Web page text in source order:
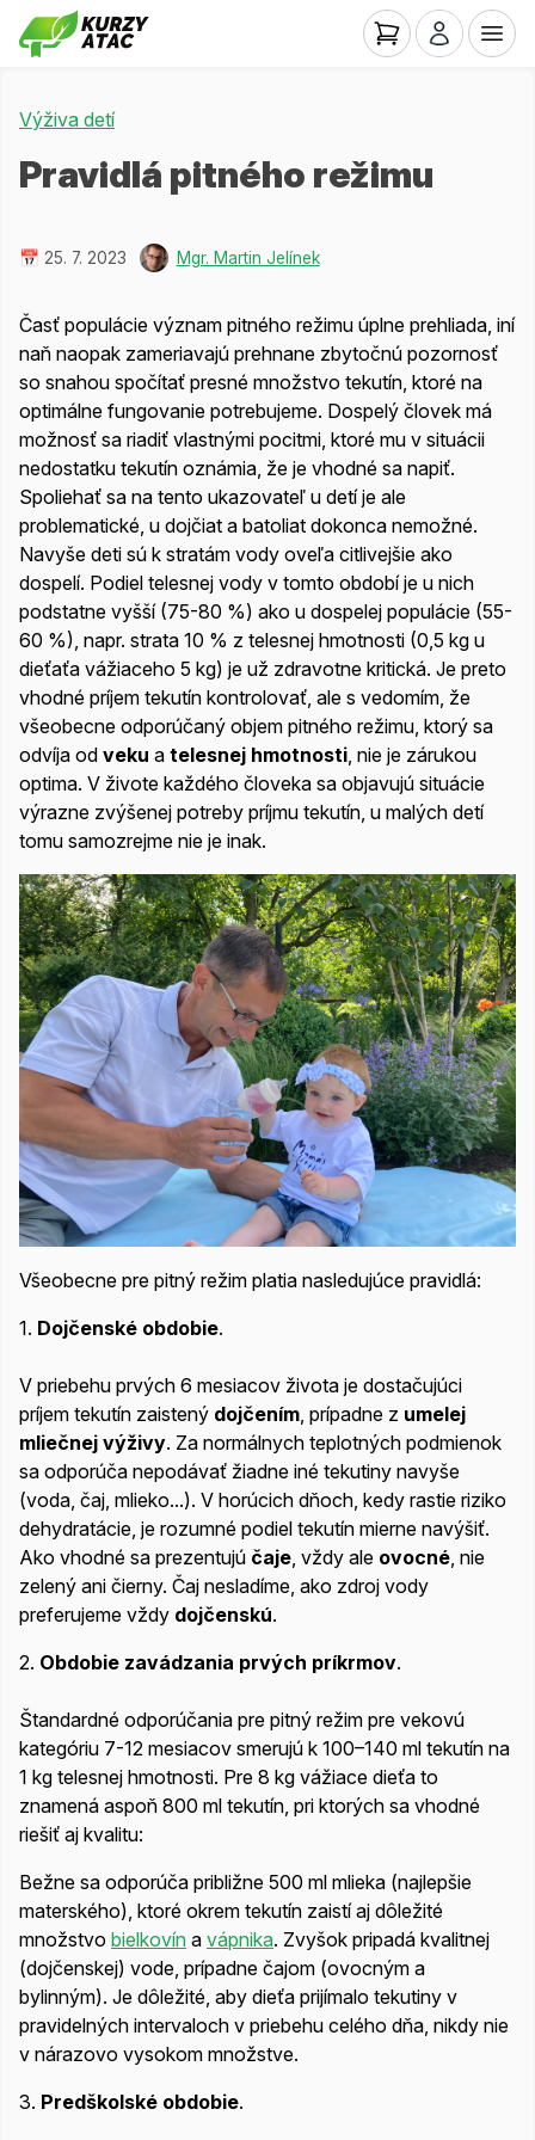
Výživa detí
Pravidlá pitného režimu
📅 25. 7. 2023 Mgr. Martin Jelínek
Časť populácie význam pitného režimu úplne prehliada, iní
naň naopak zameriavajú prehnane zbytočnú pozornosť
so snahou spočítať presné množstvo tekutín, ktoré na
optimálne fungovanie potrebujeme. Dospelý človek má
možnosť sa riadiť vlastnými pocitmi, ktoré mu v situácii
nedostatku tekutín oznámia, že je vhodné sa napiť.
Spoliehať sa na tento ukazovateľ u detí je ale
problematické, u dojčiat a batoliat dokonca nemožné.
Navyše deti sú k stratám vody oveľa citlivejšie ako
dospelí. Podiel telesnej vody v tomto období je u nich
podstatne vyšší (75-80 %) ako u dospelej populácie (55-
60 %), napr. strata 10 % z telesnej hmotnosti (0,5 kg u
dieťaťa vážiaceho 5 kg) je už zdravotne kritická. Je preto
vhodné príjem tekutín kontrolovať, ale s vedomím, že
všeobecne odporúčaný objem pitného režimu, ktorý sa
odvíja od veku a telesnej hmotnosti, nie je zárukou
optima. V živote každého človeka sa objavujú situácie
výrazne zvýšenej potreby príjmu tekutín, u malých detí
tomu samozrejme nie je inak.
Všeobecne pre pitný režim platia nasledujúce pravidlá:
1. Dojčenské obdobie.
V priebehu prvých 6 mesiacov života je dostačujúci
príjem tekutín zaistený dojčením, prípadne z umelej
mliečnej výživy. Za normálnych teplotných podmienok
sa odporúča nepodávať žiadne iné tekutiny navyše
(voda, čaj, mlieko...). V horúcich dňoch, kedy rastie riziko
dehydratácie, je rozumné podiel tekutín mierne navýšiť.
Ako vhodné sa prezentujú čaje, vždy ale ovocné, nie
zelený ani čierny. Čaj nesladíme, ako zdroj vody
preferujeme vždy dojčenskú.
2. Obdobie zavádzania prvých príkrmov.
Štandardné odporúčania pre pitný režim pre vekovú
kategóriu 7-12 mesiacov smerujú k 100–140 ml tekutín na
1 kg telesnej hmotnosti. Pre 8 kg vážiace dieťa to
znamená aspoň 800 ml tekutín, pri ktorých sa vhodné
riešiť aj kvalitu:
Bežne sa odporúča približne 500 ml mlieka (najlepšie
materského), ktoré okrem tekutín zaistí aj dôležité
množstvo bielkovín a vápnika. Zvyšok pripadá kvalitnej
(dojčenskej) vode, prípadne čajom (ovocným a
bylinným). Je dôležité, aby dieťa prijímalo tekutiny v
pravidelných intervaloch v priebehu celého dňa, nikdy nie
v nárazovo vysokom množstve.
3. Predškolské obdobie.